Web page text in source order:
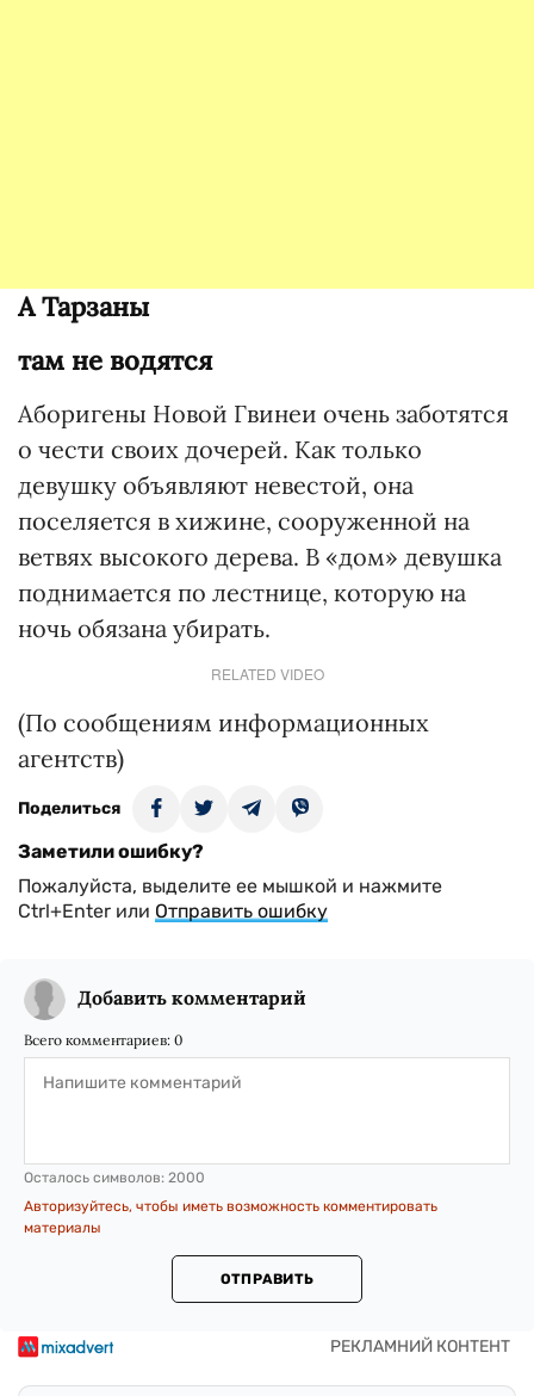
А Тарзаны
там не водятся
Аборигены Новой Гвинеи очень заботятся
о чести своих дочерей. Как только
девушку объявляют невестой, она
поселяется в хижине, сооруженной на
ветвях высокого дерева. В «дом» девушка
поднимается по лестнице, которую на
ночь обязана убирать.
RELATED VIDEO
(По сообщениям информационных
агентств)
Поделиться
Заметили ошибку?
Пожалуйста, выделите ее мышкой и нажмите
Ctrl+Enter или Отправить ошибку
Добавить комментарий
Всего комментариев: 0
Осталось символов: 2000
Авторизуйтесь, чтобы иметь возможность комментировать
материалы
ОТПРАВИТЬ